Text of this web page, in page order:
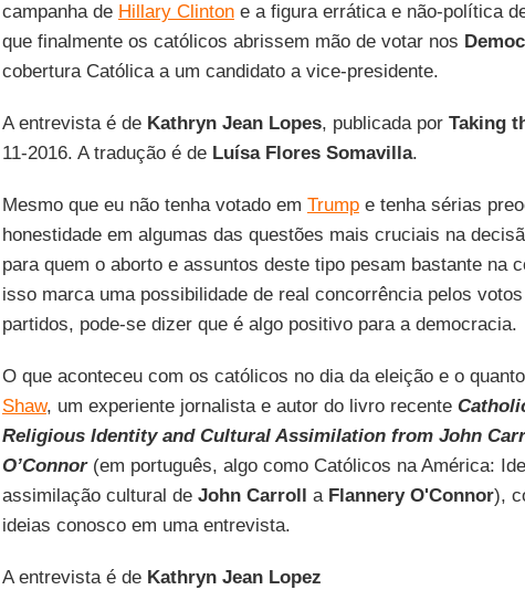
campanha de Hillary Clintone a figura errática e não-política
que finalmente os católicos abrissem mão de votar nos
cobertura Católica a um candidato a vice-presidente.
A entrevista é de Kathryn Jean Lopes, publicada por Taking
11-2016. A tradução é de Luísa Flores Somavilla.
Mesmo que eu não tenha votado em Trumpe tenha sérias
honestidade em algumas das questões mais cruciais na
para quem o aborto e assuntos deste tipo pesam bastante na
isso marca uma possibilidade de real concorrência pelos
partidos, pode-se dizer que é algo positivo para a democracia.
O que aconteceu com os católicos no dia da eleição e o
Shaw, um experiente jornalista e autor do livro recente
Religious Identity and Cultural Assimilation from John
O’Connor (em português, algo como Católicos na América:
assimilação cultural de John Carroll a Flannery O'Connor),
ideias conosco em uma entrevista.
A entrevista é de Kathryn Jean Lopez